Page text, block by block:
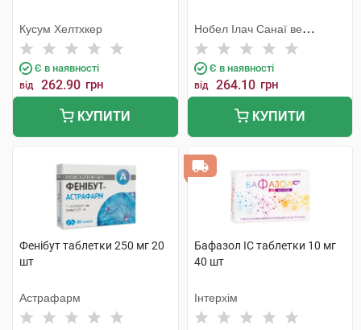
Кусум Хелтхкер
Є в наявності
від 262.90 грн
КУПИТИ
Нобел Ілач Санаї ве
Тіджарет
Є в наявності
від 264.10 грн
КУПИТИ
Фенібут таблетки 250 мг 20
шт
Астрафарм
Бафазол IC таблетки 10 мг
40 шт
Інтерхім